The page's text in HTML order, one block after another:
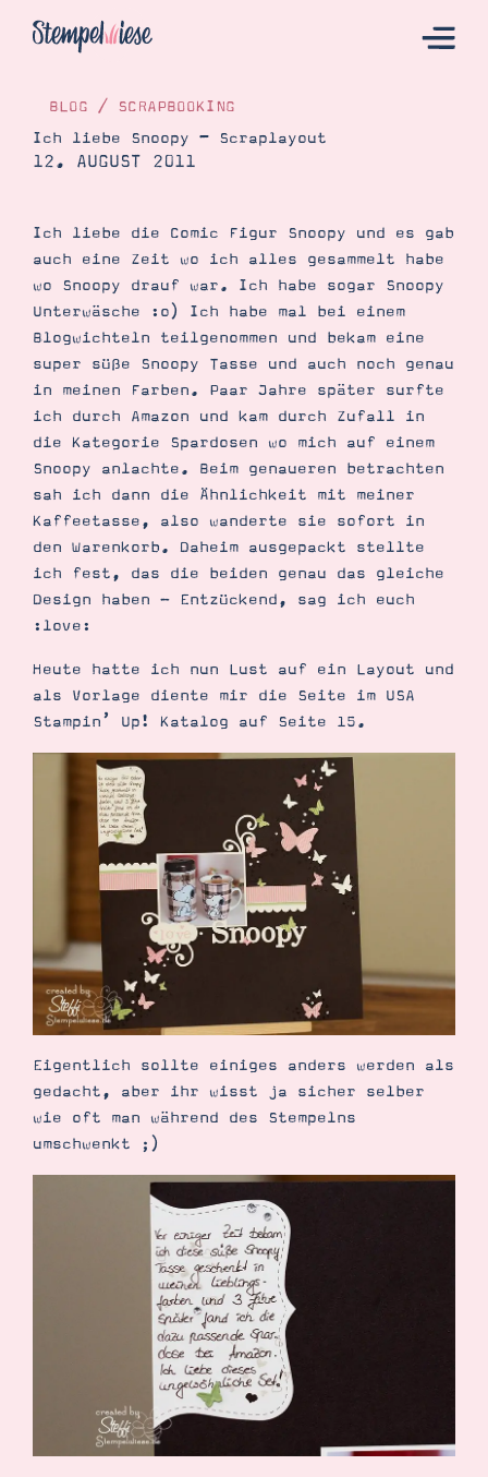
Katalog
Bestellen
Kontakt
Angebote
Demonstrator werden
Blog
Gutscheine
Produkte erklärt
Über mich
Über Stampin’ Up!
Tipps & Tricks
Ordnungstipps
Suche Impressum Datenschutz
BLOG / SCRAPBOOKING
Ich liebe Snoopy – Scraplayout
12. AUGUST 2011
Ich liebe die Comic Figur Snoopy und es gab
auch eine Zeit wo ich alles gesammelt habe
wo Snoopy drauf war. Ich habe sogar Snoopy
Unterwäsche :o) Ich habe mal bei einem
Blogwichteln teilgenommen und bekam eine
super süße Snoopy Tasse und auch noch genau
in meinen Farben. Paar Jahre später surfte
ich durch Amazon und kam durch Zufall in
die Kategorie Spardosen wo mich auf einem
Snoopy anlachte. Beim genaueren betrachten
sah ich dann die Ähnlichkeit mit meiner
Kaffeetasse, also wanderte sie sofort in
den Warenkorb. Daheim ausgepackt stellte
ich fest, das die beiden genau das gleiche
Design haben - Entzückend, sag ich euch
:love:
Heute hatte ich nun Lust auf ein Layout und
als Vorlage diente mir die Seite im USA
Stampin’ Up! Katalog auf Seite 15.
Eigentlich sollte einiges anders werden als
gedacht, aber ihr wisst ja sicher selber
wie oft man während des Stempelns
umschwenkt ;)